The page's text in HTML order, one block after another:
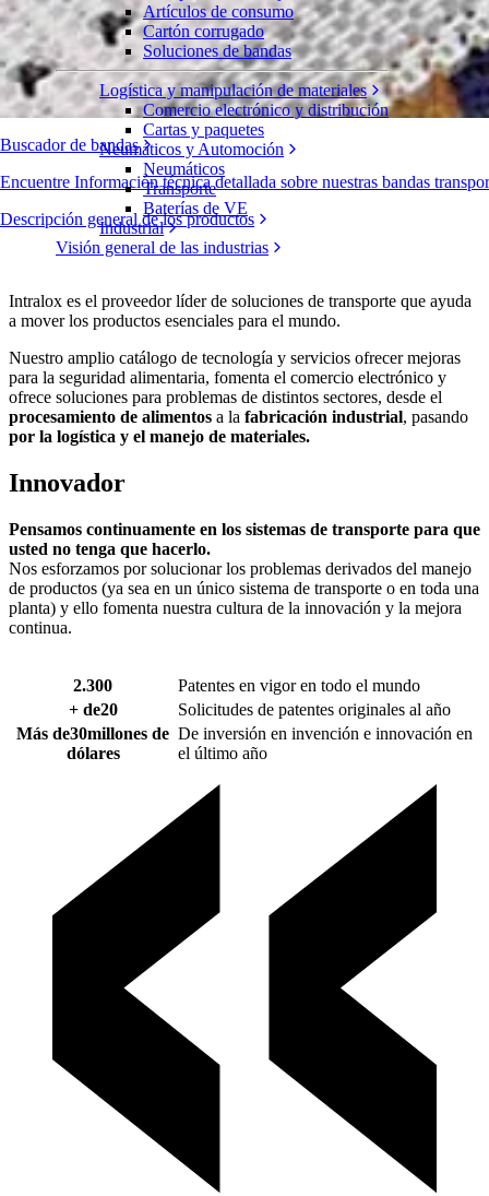
Buscador de bandas
Encuentre Información técnica detallada sobre nuestras bandas
Descripción general de los productos
Artículos de consumo
Cartón corrugado
Soluciones de bandas
Logística y manipulación de materiales
Comercio electrónico y distribución
Cartas y paquetes
Neumáticos y Automoción
Neumáticos
Transporte
Baterías de VE
Industrial
Visión general de las industrias
Intralox es el proveedor líder de soluciones de transporte que ayuda
a mover los productos esenciales para el mundo.
Nuestro amplio catálogo de tecnología y servicios ofrecer mejoras
para la seguridad alimentaria, fomenta el comercio electrónico y
ofrece soluciones para problemas de distintos sectores, desde el
procesamiento de alimentos a la fabricación industrial, pasando
por la logística y el manejo de materiales.
Innovador
Pensamos continuamente en los sistemas de transporte para que
usted no tenga que hacerlo.
Nos esforzamos por solucionar los problemas derivados del manejo
de productos (ya sea en un único sistema de transporte o en toda una
planta) y ello fomenta nuestra cultura de la innovación y la mejora
continua.
2.300
Patentes en vigor en todo el mundo
+ de20
Solicitudes de patentes originales al año
Más de30millones de
dólares
De inversión en invención e innovación en
el último año